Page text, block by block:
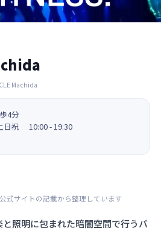
Machida
4分
日祝 10:00 - 19:30
公式サイトの記載から整理しています
と照明に包まれた暗闇空間で行うバ